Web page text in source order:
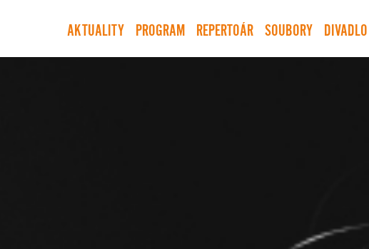
AKTUALITY PROGRAM REPERTOÁR SOUBORY DIVADLO